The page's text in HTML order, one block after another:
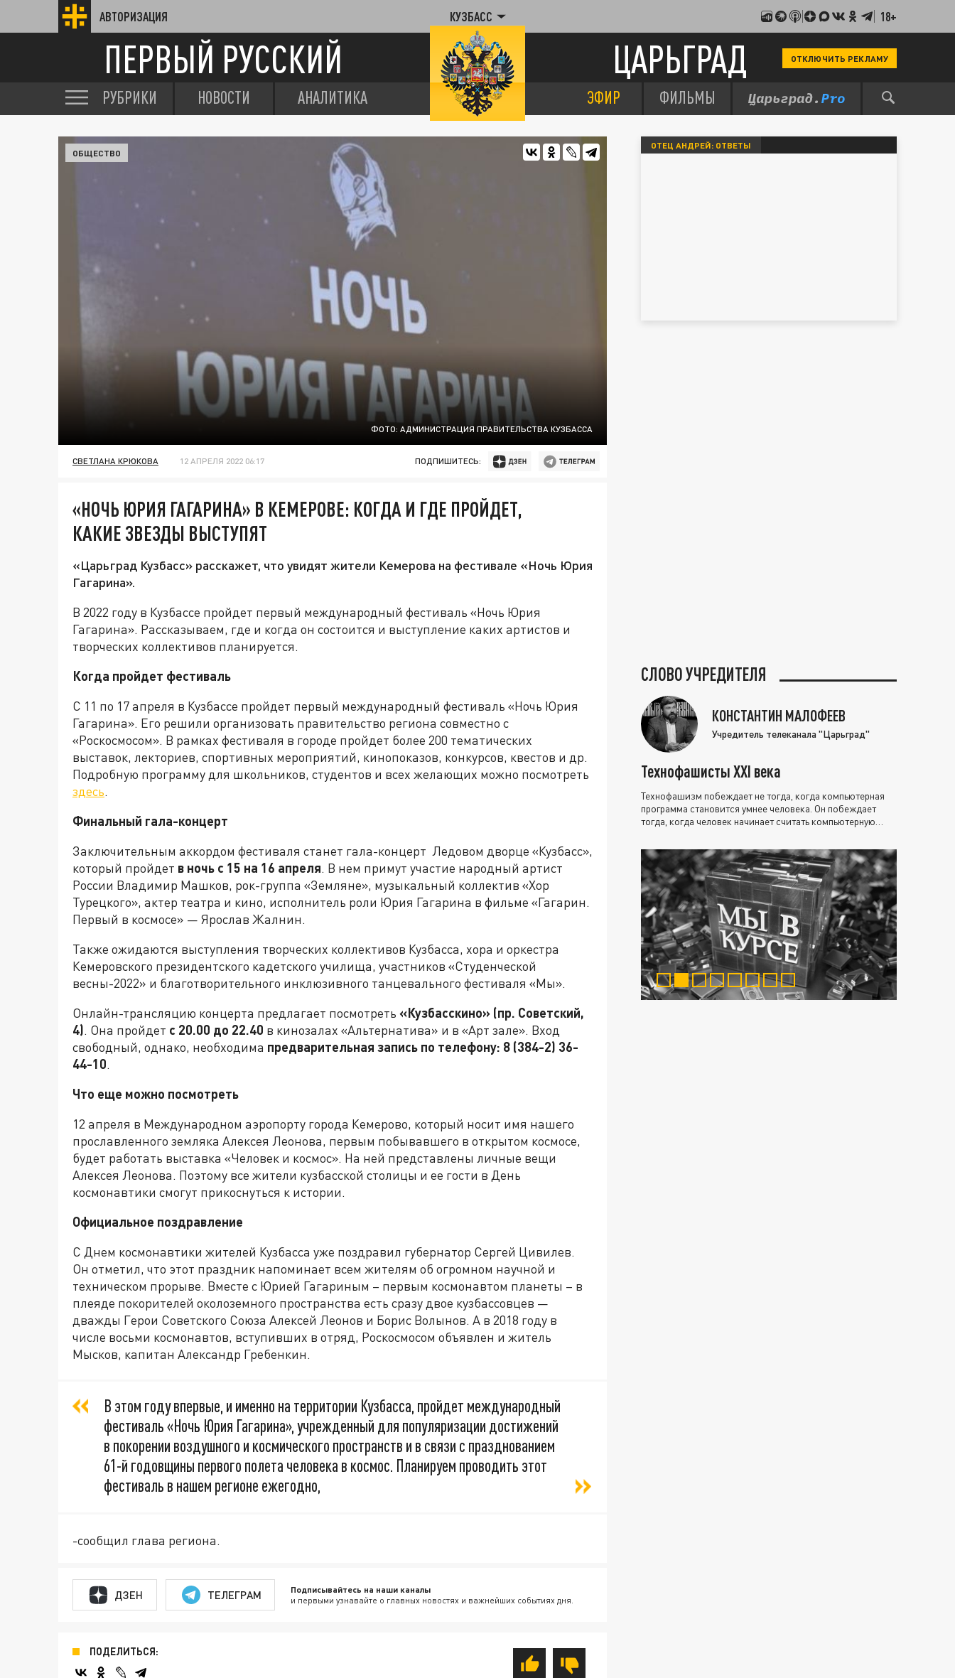
АВТОРИЗАЦИЯ КУЗБАСС 18+
ПЕРВЫЙ РУССКИЙ ЦАРЬГРАД ОТКЛЮЧИТЬ РЕКЛАМУ
РУБРИКИ НОВОСТИ АНАЛИТИКА ЭФИР ФИЛЬМЫ
ФОТО: АДМИНИСТРАЦИЯ ПРАВИТЕЛЬСТВА КУЗБАССА
ОБЩЕСТВО
СВЕТЛАНА КРЮКОВА 12 АПРЕЛЯ 2022 06:17 ПОДПИШИТЕСЬ:
«НОЧЬ ЮРИЯ ГАГАРИНА» В КЕМЕРОВЕ: КОГДА И ГДЕ ПРОЙДЕТ,
КАКИЕ ЗВЕЗДЫ ВЫСТУПЯТ
«Царьград Кузбасс» расскажет, что увидят жители Кемерова на фестивале «Ночь Юрия
Гагарина».
В 2022 году в Кузбассе пройдет первый международный фестиваль «Ночь Юрия
Гагарина». Рассказываем, где и когда он состоится и выступление каких артистов и
творческих коллективов планируется.
Когда пройдет фестиваль
С 11 по 17 апреля в Кузбассе пройдет первый международный фестиваль «Ночь Юрия
Гагарина». Его решили организовать правительство региона совместно с
«Роскосмосом». В рамках фестиваля в городе пройдет более 200 тематических
выставок, лекториев, спортивных мероприятий, кинопоказов, конкурсов, квестов и др.
Подробную программу для школьников, студентов и всех желающих можно посмотреть
здесь.
Финальный гала-концерт
Заключительным аккордом фестиваля станет гала-концерт Ледовом дворце «Кузбасс»,
который пройдет в ночь с 15 на 16 апреля. В нем примут участие народный артист
России Владимир Машков, рок-группа «Земляне», музыкальный коллектив «Хор
Турецкого», актер театра и кино, исполнитель роли Юрия Гагарина в фильме «Гагарин.
Первый в космосе» — Ярослав Жалнин.
Также ожидаются выступления творческих коллективов Кузбасса, хора и оркестра
Кемеровского президентского кадетского училища, участников «Студенческой
весны-2022» и благотворительного инклюзивного танцевального фестиваля «Мы».
Онлайн-трансляцию концерта предлагает посмотреть «Кузбасскино» (пр. Советский,
4). Она пройдет с 20.00 до 22.40 в кинозалах «Альтернатива» и в «Арт зале». Вход
свободный, однако, необходима предварительная запись по телефону: 8 (384-2) 36-
44-10.
Что еще можно посмотреть
12 апреля в Международном аэропорту города Кемерово, который носит имя нашего
прославленного земляка Алексея Леонова, первым побывавшего в открытом космосе,
будет работать выставка «Человек и космос». На ней представлены личные вещи
Алексея Леонова. Поэтому все жители кузбасской столицы и ее гости в День
космонавтики смогут прикоснуться к истории.
Официальное поздравление
С Днем космонавтики жителей Кузбасса уже поздравил губернатор Сергей Цивилев.
Он отметил, что этот праздник напоминает всем жителям об огромном научной и
техническом прорыве. Вместе с Юрией Гагариным – первым космонавтом планеты – в
плеяде покорителей околоземного пространства есть сразу двое кузбассовцев —
дважды Герои Советского Союза Алексей Леонов и Борис Волынов. А в 2018 году в
числе восьми космонавтов, вступивших в отряд, Роскосмосом объявлен и житель
Мысков, капитан Александр Гребенкин.
В этом году впервые, и именно на территории Кузбасса, пройдет международный
фестиваль «Ночь Юрия Гагарина», учрежденный для популяризации достижений
в покорении воздушного и космического пространств и в связи с празднованием
61-й годовщины первого полета человека в космос. Планируем проводить этот
фестиваль в нашем регионе ежегодно,
-сообщил глава региона.
ДЗЕН ТЕЛЕГРАМ Подписывайтесь на наши каналы
и первыми узнавайте о главных новостях и важнейших событиях дня.
ПОДЕЛИТЬСЯ:
ОТЕЦ АНДРЕЙ: ОТВЕТЫ
СЛОВО УЧРЕДИТЕЛЯ
КОНСТАНТИН МАЛОФЕЕВ
Учредитель телеканала "Царьград"
Технофашисты XXI века
Технофашизм побеждает не тогда, когда компьютерная
программа становится умнее человека. Он побеждает
тогда, когда человек начинает считать компьютерную